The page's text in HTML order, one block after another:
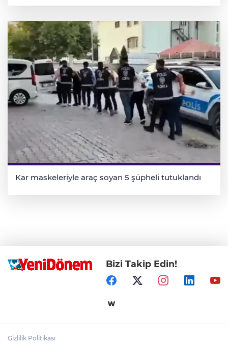
Kar maskeleriyle araç soyan 5 şüpheli tutuklandı
Bizi Takip Edin!
Gizlilik Politikası